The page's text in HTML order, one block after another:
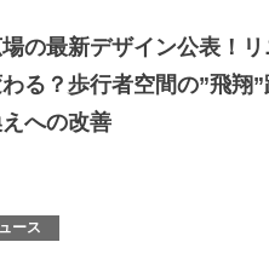
の最新デザイン公表！リ
る？歩行者空間の”飛翔”
への改善
ース